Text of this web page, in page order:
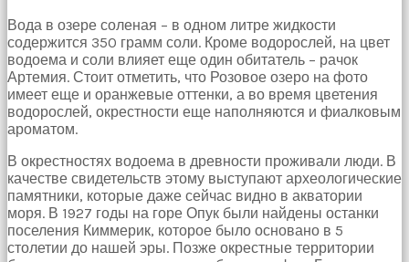
fark
etti
altyazılı
porno
Amı
cayır
cayır
yanıyor
olduğu
için
beni
yaka
paça
tutup
Вода в озере соленая – в одном литре жидкости
содержится 350 грамм соли. Кроме водорослей, на цвет
водоема и соли влияет еще один обитатель – рачок
Артемия. Стоит отметить, что Розовое озеро на фото
имеет еще и оранжевые оттенки, а во время цветения
водорослей, окрестности еще наполняются и фиалковым
ароматом.
В окрестностях водоема в древности проживали люди. В
качестве свидетельств этому выступают археологические
памятники, которые даже сейчас видно в акватории
моря. В 1927 годы на горе Опук были найдены останки
поселения Киммерик, которое было основано в 5
столетии до нашей эры. Позже окрестные территории